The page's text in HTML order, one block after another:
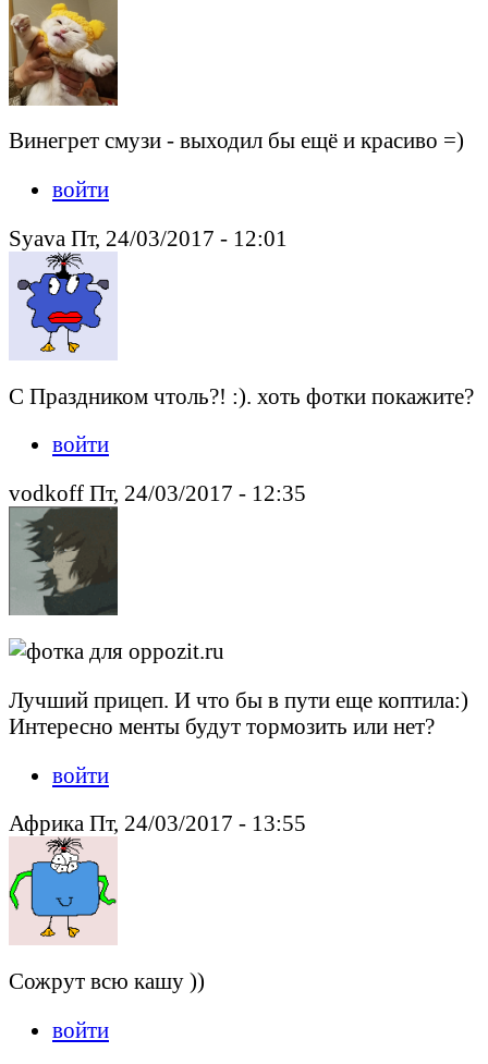
Винегрет смузи - выходил бы ещё и красиво =)
войти
Syava Пт, 24/03/2017 - 12:01
С Праздником чтоль?! :). хоть фотки покажите?
войти
vodkoff Пт, 24/03/2017 - 12:35
Лучший прицеп. И что бы в пути еще коптила:)
Интересно менты будут тормозить или нет?
войти
Африка Пт, 24/03/2017 - 13:55
Сожрут всю кашу ))
войти